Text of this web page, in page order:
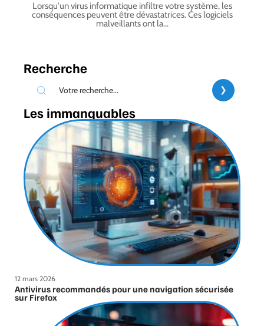
Lorsqu'un virus informatique infiltre votre système, les
conséquences peuvent être dévastatrices. Ces logiciels
malveillants ont la…
Recherche
Les immanquables
12 mars 2026
Antivirus recommandés pour une navigation sécurisée
sur Firefox